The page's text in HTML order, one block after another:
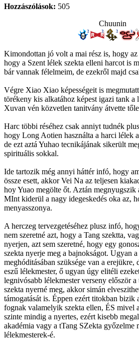
Hozzászólások: 505
Chuunin
Kimondottan jó volt a mai rész is, hogy
hogy a Szent lélek szekta elleni harcot is
bár vannak félelmeim, de ezekről majd
Végre Xiao Xiao képességeit is
törékeny kis alkatához képest igazi tank a
Xuvan vén közvetlen tanitvány átvette
Harc többi réséhez csak anniyt tudnék
hogy Long Aotien használta a harci lélek
de ezt aztá Yuhao tecnikájának sikerült
spirituális sokkal.
Ide tartozik még annyi háttér infó, hogy
össze esett, akkor Vei Na az teljesen
hoy Yuao megölte őt. Aztán
MInt kiderül a nagy idegeskedés oka az,
menyasszonya.
A herczeg tervezgetéséhez plusz infó,
nem szeretné azt, hogy a Tang szektta,
nyerjen, azt sem szeretné, hogy egy
szekta nyerje meg a bajnokságot. Ugyan
meghóditásában szüksége van a erejükre,
eszű lélekmester, ő ugyan úgy elitéli
legnivósabb lélekmester verseny először
szekta nyerné meg, akkor simán
támogatását is. Éppen ezért titokban bizik
fognak valamelyik szekta ellen, ÉS mivel
szinte mindig a nyertes, ezért kisebb
akadémia vagy a tTang SZekta győzelme
lélekmesterek-é.